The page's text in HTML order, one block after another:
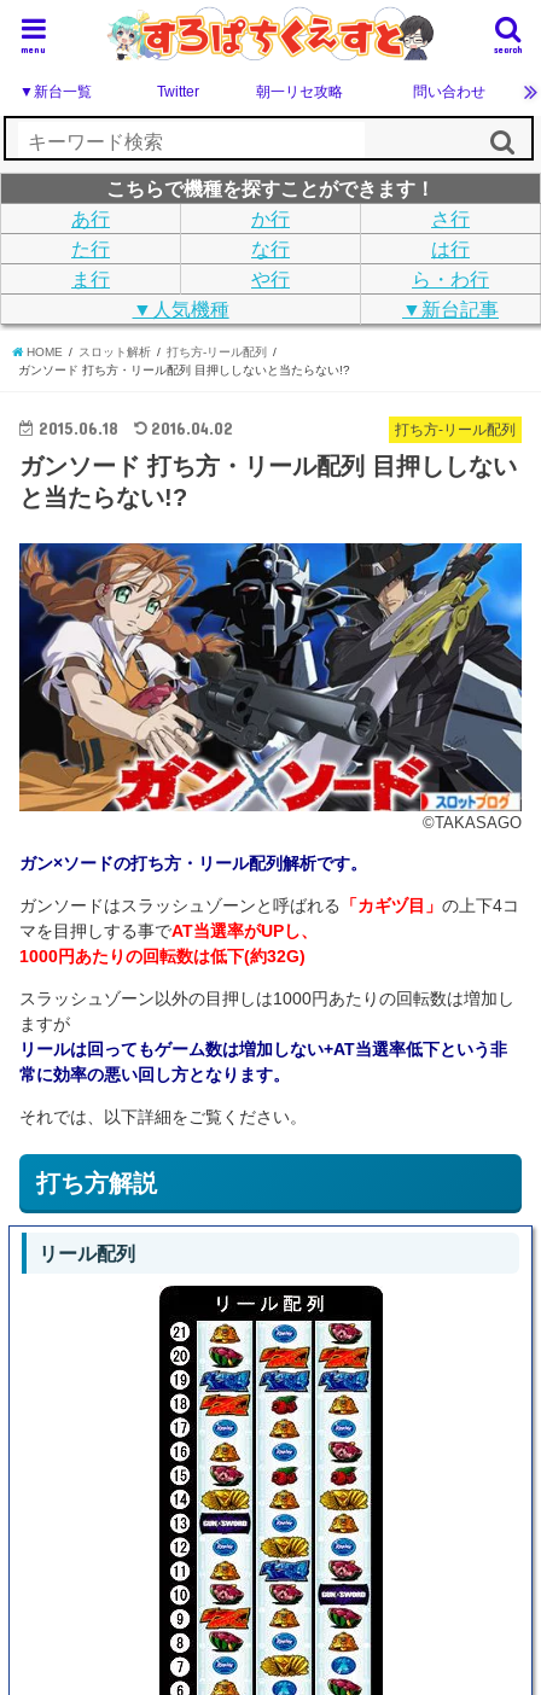
search
menu
▼新台一覧 Twitter 朝一リセ攻略 問い合わせ
こちらで機種を探すことができます！
あ行
か行
さ行
た行
な行
は行
ま行
や行
ら・わ行
▼人気機種
▼新台記事
HOME スロット解析
打ち方-リール配列
ガンソード 打ち方・リール配列 目押ししないと当たらない!?
打ち方-リール配列
2015.06.18 2016.04.02
ガンソード 打ち方・リール配列 目押ししない
と当たらない!?
©TAKASAGO
ガン×ソードの打ち方・リール配列解析です。
ガンソードはスラッシュゾーンと呼ばれる 「カギヅ目」の上下4コ
マを目押しする事でAT当選率がUPし、
1000円あたりの回転数は低下(約32G)
スラッシュゾーン以外の目押しは1000円あたりの回転数は増加し
ますが
リールは回ってもゲーム数は増加しない+AT当選率低下という非
常に効率の悪い回し方となります。
それでは、以下詳細をご覧ください。
打ち方解説
リール配列